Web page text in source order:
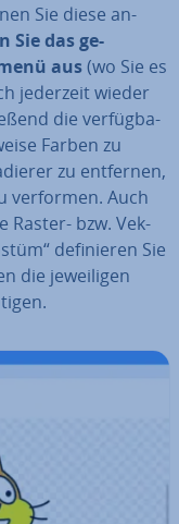
Sie diese an­
Sie das ge­
aus(wo Sie es
jederzeit wieder
die ver­füg­ba­
Farben zu
zu entfernen,
verformen. Auch
Raster- bzw. Vek­
de­fi­nie­ren Sie
die je­wei­li­gen